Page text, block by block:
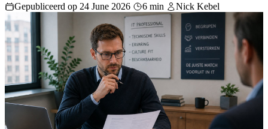
Gepubliceerd op 24 June 2026
6 min Nick Kebel